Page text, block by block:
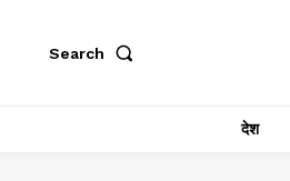
Search
देश